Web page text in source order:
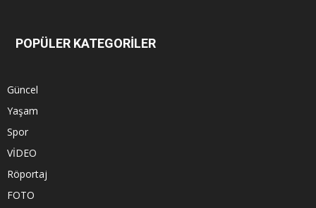
POPÜLER KATEGORİLER
Güncel
Yaşam
Spor
VİDEO
Röportaj
FOTO